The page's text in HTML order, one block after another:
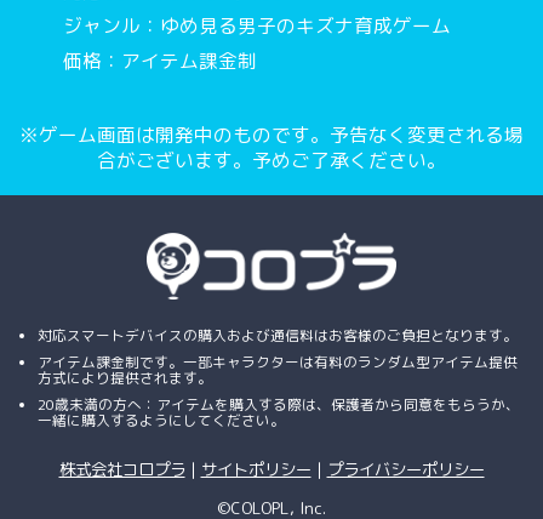
ジャンル：ゆめ見る男子のキズナ育成ゲーム
価格：アイテム課金制
※ゲーム画面は開発中のものです。予告なく変更される場
合がございます。予めご了承ください。
対応スマートデバイスの購入および通信料はお客様のご負担となります。
アイテム課金制です。一部キャラクターは有料のランダム型アイテム提供
方式により提供されます。
20歳未満の方へ：アイテムを購入する際は、保護者から同意をもらうか、
一緒に購入するようにしてください。
株式会社コロプラ ｜ サイトポリシー ｜ プライバシーポリシー
©COLOPL, Inc.